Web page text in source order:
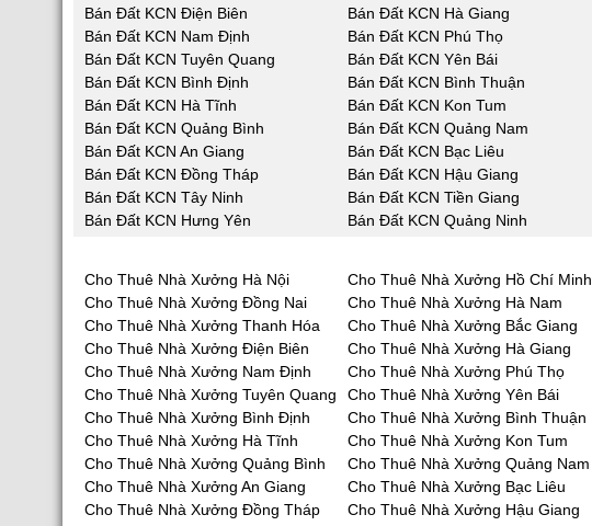
Bán Đất KCN Điện Biên
Bán Đất KCN Hà Giang
Bán Đất KCN Nam Định
Bán Đất KCN Phú Thọ
Bán Đất KCN Tuyên Quang
Bán Đất KCN Yên Bái
Bán Đất KCN Bình Định
Bán Đất KCN Bình Thuận
Bán Đất KCN Hà Tĩnh
Bán Đất KCN Kon Tum
Bán Đất KCN Quảng Bình
Bán Đất KCN Quảng Nam
Bán Đất KCN An Giang
Bán Đất KCN Bạc Liêu
Bán Đất KCN Đồng Tháp
Bán Đất KCN Hậu Giang
Bán Đất KCN Tây Ninh
Bán Đất KCN Tiền Giang
Bán Đất KCN Hưng Yên
Bán Đất KCN Quảng Ninh
Cho Thuê Nhà Xưởng Hà Nội Cho Thuê Nhà Xưởng Hồ Chí Minh
Cho Thuê Nhà Xưởng Đồng Nai
Cho Thuê Nhà Xưởng Hà Nam
Cho Thuê Nhà Xưởng Thanh Hóa
Cho Thuê Nhà Xưởng Bắc Giang
Cho Thuê Nhà Xưởng Điện Biên
Cho Thuê Nhà Xưởng Hà Giang
Cho Thuê Nhà Xưởng Nam Định
Cho Thuê Nhà Xưởng Phú Thọ
Cho Thuê Nhà Xưởng Tuyên Quang
Cho Thuê Nhà Xưởng Yên Bái
Cho Thuê Nhà Xưởng Bình Định
Cho Thuê Nhà Xưởng Bình Thuận
Cho Thuê Nhà Xưởng Hà Tĩnh
Cho Thuê Nhà Xưởng Kon Tum
Cho Thuê Nhà Xưởng Quảng Bình
Cho Thuê Nhà Xưởng Quảng Nam
Cho Thuê Nhà Xưởng An Giang
Cho Thuê Nhà Xưởng Bạc Liêu
Cho Thuê Nhà Xưởng Đồng Tháp
Cho Thuê Nhà Xưởng Hậu Giang